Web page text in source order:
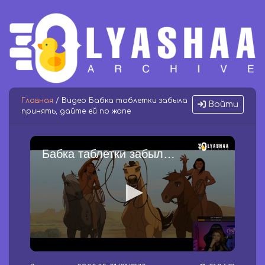
Войти
Главная / Видео Бабка таблетки забыла
принять, дайте ей по жопе
Бабка таблетки забыла принять, дайте ей по жопе